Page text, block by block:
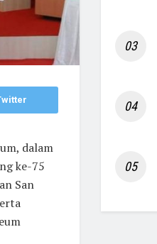
dalam
ke-75
San